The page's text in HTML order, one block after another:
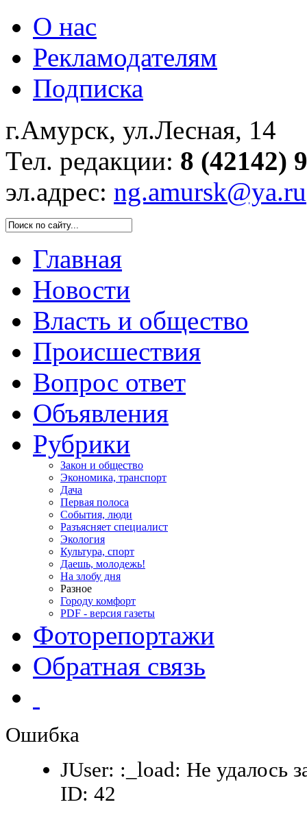
О нас
Рекламодателям
Подписка
г.Амурск, ул.Лесная, 14
Тел. редакции: 8 (42142)
эл.адрес: ng.amursk@ya.ru
Главная
Новости
Власть и общество
Происшествия
Вопрос ответ
Объявления
Рубрики
Закон и общество
Экономика, транспорт
Дача
Первая полоса
События, люди
Разъясняет специалист
Экология
Культура, спорт
Даешь, молодежь!
На злобу дня
Разное
Городу комфорт
PDF - версия газеты
Фоторепортажи
Обратная связь
Ошибка
JUser: :_load: Не удалось
ID: 42